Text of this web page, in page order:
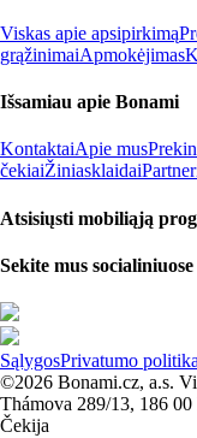
Viskas apie apsipirkimą
grąžinimaiApmokėjimas
Išsamiau apie Bonami
KontaktaiApie mus
čekiaiŽiniasklaidai
Atsisiųsti mobiliąją
Sekite mus
SąlygosPrivatumo politika
©2026 Bonami.cz, a.s.
Thámova 289/13, 186 00
Čekija